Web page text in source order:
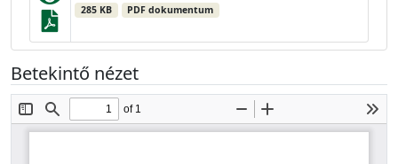
285 KB PDF dokumentum
Betekintő nézet